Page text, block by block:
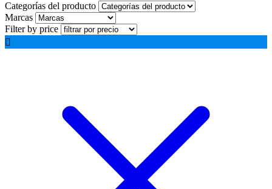
Categorías del producto
Marcas
Filter by price